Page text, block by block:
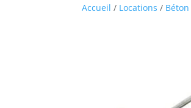
Accueil / Locations / Béton